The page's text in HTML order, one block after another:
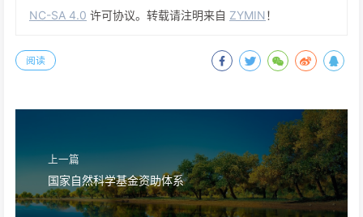
NC-SA 4.0 许可协议。转载请注明来自 ZYMIN！
阅读
上一篇
国家自然科学基金资助体系